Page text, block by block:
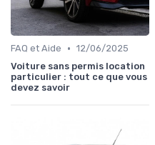
FAQ et Aide • 12/06/2025
Voiture sans permis location
particulier : tout ce que vous
devez savoir